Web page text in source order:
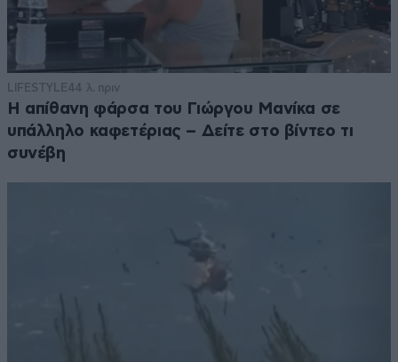
LIFESTYLE44 λ. πριν
Η απίθανη φάρσα του Γιώργου Μανίκα σε
υπάλληλο καφετέριας – Δείτε στο βίντεο τι
συνέβη